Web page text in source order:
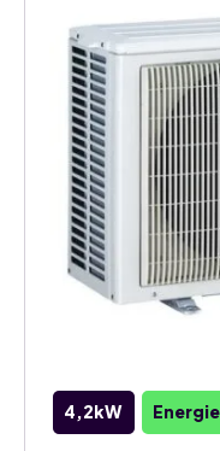
MSZ-
HR
aantal
4,2kW